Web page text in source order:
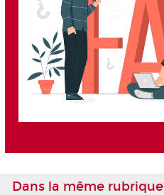
Dans la même rubrique